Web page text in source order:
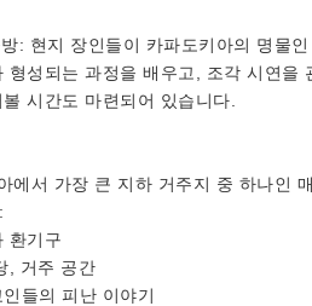
: 현지 장인들이 카파도키아의 명물
형성되는 과정을 배우고, 조각 시연을
시간도 마련되어 있습니다.
에서 가장 큰 지하 거주지 중 하나인
환기구
, 거주 공간
들의 피난 이야기